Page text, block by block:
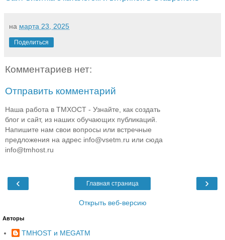
на марта 23, 2025
Поделиться
Комментариев нет:
Отправить комментарий
Наша работа в ТМХОСТ - Узнайте, как создать
блог и сайт, из наших обучающих публикаций.
Напишите нам свои вопросы или встречные
предложения на адрес info@vsetm.ru или сюда
info@tmhost.ru
‹ ›
Главная страница
Открыть веб-версию
Авторы
TMHOST и MEGATM